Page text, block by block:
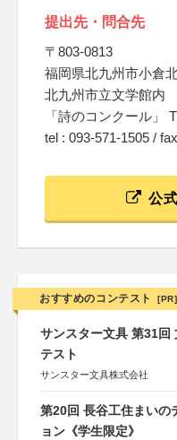
提出先・問合先
〒803-0813
福岡県北九州市小倉
北九州市立文学館内
「詩のコンクール」
tel : 093-571-1505 /
公
おすすめのコンテスト [PR]
サンスター文具 第31回
テスト
サンスター文具株式会社
第20回 長谷工住まいの
ョン《学生限定》